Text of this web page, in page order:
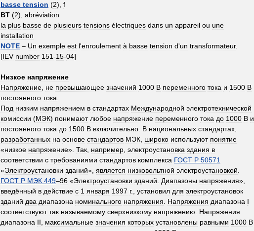
basse tension (2), f
BT (2), abréviation
la plus basse de plusieurs tensions électriques dans un appareil ou une
installation
NOTE – Un exemple est l'enroulement à basse tension d'un transformateur.
[IEV number 151-15-04]
Низкое напряжение
Напряжение не превышающее значений 1000 В переменного тока и 1500 В
постоянного тока
Под низким напряжением в стандартах Международной электротехнической
комиссии (МЭК) понимают любое напряжение переменного тока до 1000 В и
постоянного тока до 1500 В включительно В национальных стандартах
разработанных на основе стандартов МЭК широко используют понятие
«низкое напряжение». Так например электроустановка здания в
соответствии с требованиями стандартов комплекса ГОСТ Р 50571
«Электроустановки зданий», является низковольтной электроустановкой
ГОСТ Р МЭК 449–96 «Электроустановки зданий Диапазоны напряжения»,
введённый в действие с 1 января 1997 г., установил для электроустановок
зданий два диапазона номинального напряжения Напряжения диапазона I
соответствуют так называемому сверхнизкому напряжению
Напряжения
диапазона II максимальные значения которых установлены равными 1000 В